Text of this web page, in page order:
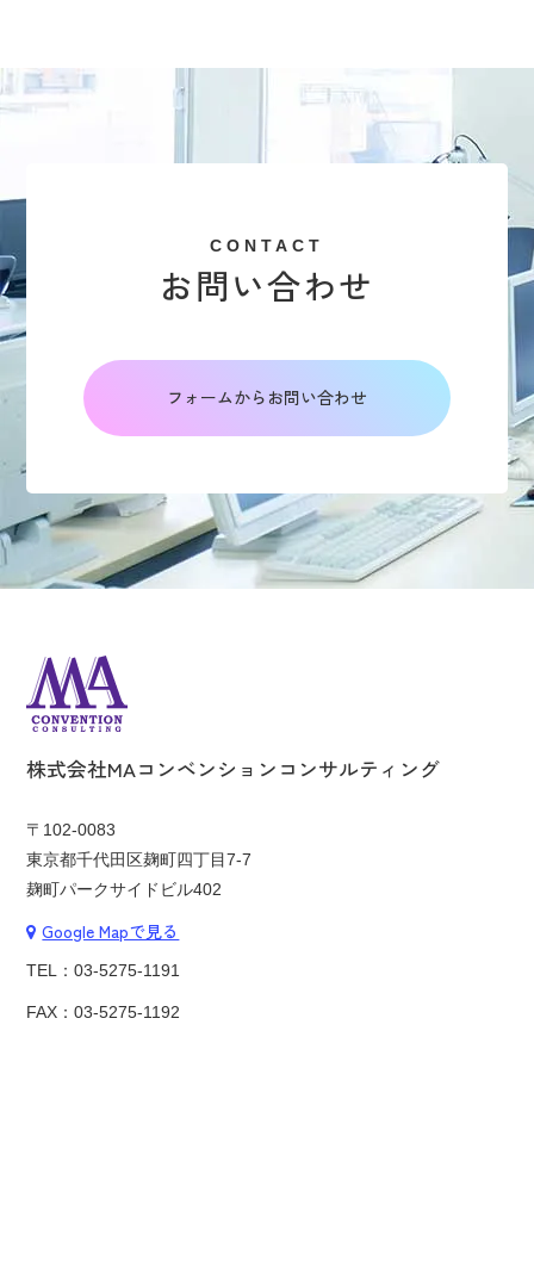
CONTACT
お問い合わせ
フォームからお問い合わせ
株式会社MAコンベンションコンサルティング
〒102-0083
東京都千代田区麹町四丁目7-7
麹町パークサイドビル402
Google Mapで見る
TEL：03-5275-1191
FAX：03-5275-1192